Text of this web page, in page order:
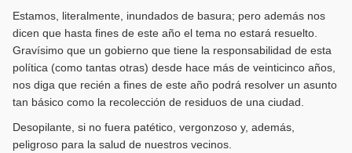
Estamos, literalmente, inundados de basura; pero además nos
dicen que hasta fines de este año el tema no estará resuelto.
Gravísimo que un gobierno que tiene la responsabilidad de esta
política (como tantas otras) desde hace más de veinticinco años,
nos diga que recién a fines de este año podrá resolver un asunto
tan básico como la recolección de residuos de una ciudad.
Desopilante, si no fuera patético, vergonzoso y, además,
peligroso para la salud de nuestros vecinos.